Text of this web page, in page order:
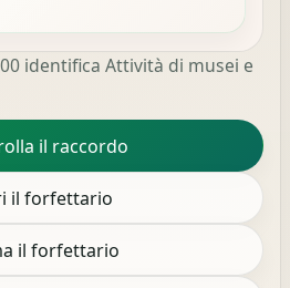
identifica Attività di musei e
il raccordo
il forfettario
il forfettario